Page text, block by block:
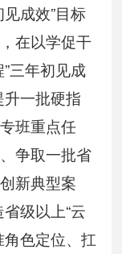
成效”目标
在以学促干
三年初见成
一批硬指
班重点任
争取一批省
新典型案
级以上“云
色定位、扛